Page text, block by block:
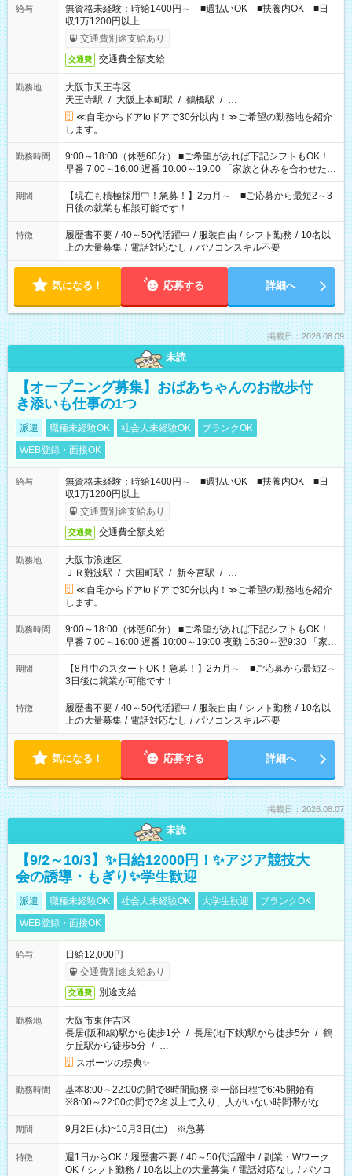
給与
無資格未経験：時給1400円～ ■週払いOK ■扶養内OK ■日
収1万1200円以上
交通費別途支給あり
交通費 交通費全額支給
勤務地
大阪市天王寺区
天王寺駅 / 大阪上本町駅 / 鶴橋駅 / …
≪自宅からドアtoドアで30分以内！≫ご希望の勤務地を紹介
します。
勤務時間
9:00～18:00（休憩60分） ■ご希望があれば下記シフトもOK！
早番 7:00～16:00 遅番 10:00～19:00 「家族と休みを合わせた
い」 「余裕を持って夕飯の準備がしたい」 「できれば残業はし
たくない」 など、ご希望を教えてくださいね。 ※Wワーク希望
の方へ 今ご覧のお仕事で希望する勤務時間と、もう1つのお仕事
の勤務時間。 合計で週40時間を超える場合は応募できません。
期間
【現在も積極採用中！急募！】2カ月～ ■ご応募から最短2～3
日後の就業も相談可能です！
特徴 履歴書不要 / 40～50代活躍中 / 服装自由 / シフト勤務 / 10名以
上の大量募集 / 電話対応なし / パソコンスキル不要
気になる！ 応募する 詳細へ
掲載日：2026.08.09
未読
【オープニング募集】おばあちゃんのお散歩付
き添いも仕事の1つ
派遣 職種未経験OK 社会人未経験OK
ブランクOK
WEB登録・面接OK
給与
無資格未経験：時給1400円～ ■週払いOK ■扶養内OK ■日
収1万1200円以上
交通費別途支給あり
交通費 交通費全額支給
勤務地
大阪市浪速区
ＪＲ難波駅 / 大国町駅 / 新今宮駅 / …
≪自宅からドアtoドアで30分以内！≫ご希望の勤務地を紹介
します。
勤務時間
9:00～18:00（休憩60分） ■ご希望があれば下記シフトもOK！
早番 7:00～16:00 遅番 10:00～19:00 夜勤 16:30～翌9:30 「家族
と休みを合わせたい」 「余裕を持って夕飯の準備がしたい」
「できれば残業はしたくない」 など、ご希望を教えてください
ね。 ※Wワーク希望の方へ 今ご覧のお仕事で希望する勤務時間
と、もう1つのお仕事の勤務時間。 合計で週40時間を超える場
合は応募できません。
期間
【8月中のスタートOK！急募！】2カ月～ ■ご応募から最短2～
3日後に就業が可能です！
特徴 履歴書不要 / 40～50代活躍中 / 服装自由 / シフト勤務 / 10名以
上の大量募集 / 電話対応なし / パソコンスキル不要
気になる！ 応募する 詳細へ
掲載日：2026.08.07
未読
【9/2～10/3】✨日給12000円！✨アジア競技大
会の誘導・もぎり✨学生歓迎
派遣 職種未経験OK 社会人未経験OK 大学生歓迎
ブランクOK
WEB登録・面接OK
給与
日給12,000円
交通費別途支給あり
交通費 別途支給
勤務地
大阪市東住吉区
長居(阪和線)駅から徒歩1分 / 長居(地下鉄)駅から徒歩5分 / 鶴
ケ丘駅から徒歩5分 / …
スポーツの祭典✨
勤務時間
基本8:00～22:00の間で8時間勤務 ※一部日程で6:45開始有
※8:00～22:00の間で2名以上で入り、人がいない時間帯がない
ように相方と時間を分け合うイメージです
期間 9月2日(水)~10月3日(土) ※急募
特徴 週1日からOK / 履歴書不要 / 40～50代活躍中 / 副業・Wワーク
OK / シフト勤務 / 10名以上の大量募集 / 電話対応なし / パソコ